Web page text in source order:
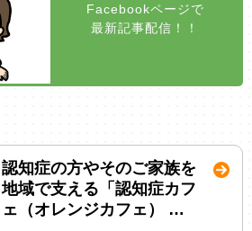
Facebookページで
最新記事配信！！
認知症の方やそのご家族を
地域で支える「認知症カフ
ェ（オレンジカフェ） …